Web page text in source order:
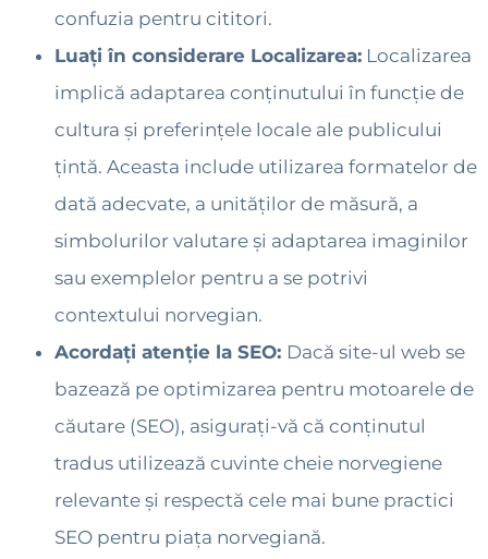
confuzia pentru cititori.
Luați în considerare Localizarea: Localizarea
implică adaptarea conținutului în funcție de
cultura și preferințele locale ale publicului
țintă. Aceasta include utilizarea formatelor de
dată adecvate, a unităților de măsură, a
simbolurilor valutare și adaptarea imaginilor
sau exemplelor pentru a se potrivi
contextului norvegian.
Acordați atenție la SEO: Dacă site-ul web se
bazează pe optimizarea pentru motoarele de
căutare (SEO), asigurați-vă că conținutul
tradus utilizează cuvinte cheie norvegiene
relevante și respectă cele mai bune practici
SEO pentru piața norvegiană.